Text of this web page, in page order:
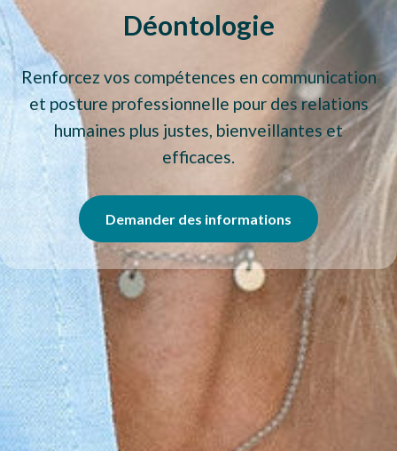
Déontologie
Renforcez vos compétences en communication
et posture professionnelle pour des relations
humaines plus justes, bienveillantes et
efficaces.
Demander des informations